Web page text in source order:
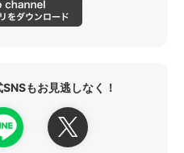
もお見逃しなく！